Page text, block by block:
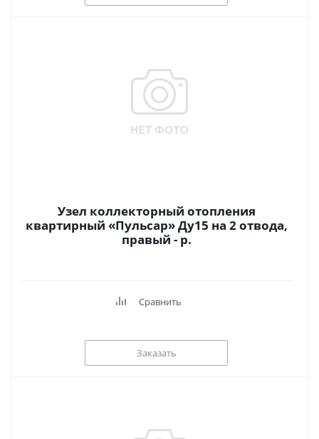
Узел коллекторный отопления
квартирный «Пульсар» Ду15 на 2 отвода,
правый - р.
Сравнить
Заказать